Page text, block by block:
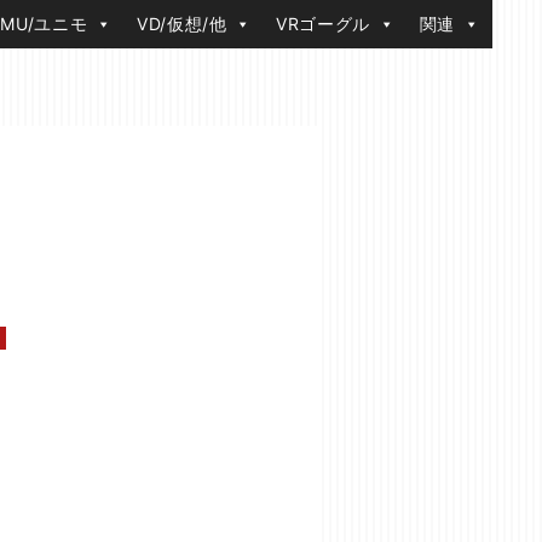
ユニモ VD/仮想/他 VRゴーグル 関連